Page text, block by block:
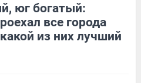
юг богатый:
все города
из них лучший